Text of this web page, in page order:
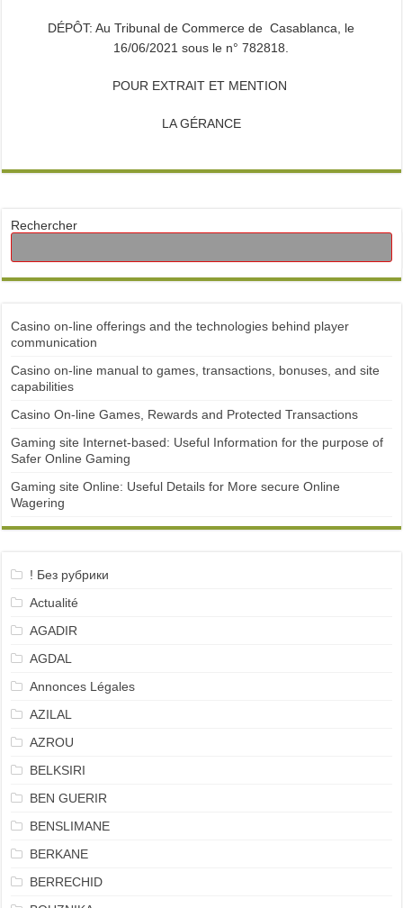
DÉPÔT: Au Tribunal de Commerce de Casablanca, le
16/06/2021 sous le n° 782818.
POUR EXTRAIT ET MENTION
LA GÉRANCE
Rechercher
Casino on-line offerings and the technologies behind player
communication
Casino on-line manual to games, transactions, bonuses, and site
capabilities
Casino On-line Games, Rewards and Protected Transactions
Gaming site Internet-based: Useful Information for the purpose of
Safer Online Gaming
Gaming site Online: Useful Details for More secure Online
Wagering
! Без рубрики
Actualité
AGADIR
AGDAL
Annonces Légales
AZILAL
AZROU
BELKSIRI
BEN GUERIR
BENSLIMANE
BERKANE
BERRECHID